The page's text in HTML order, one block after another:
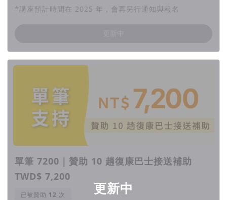
*講座預計時間在 2025 年，會再另行通知與報名
更新中
單筆 7200｜贊助 10 趟復康巴士接送補助
TWD$ 7,200
已被贊助 次